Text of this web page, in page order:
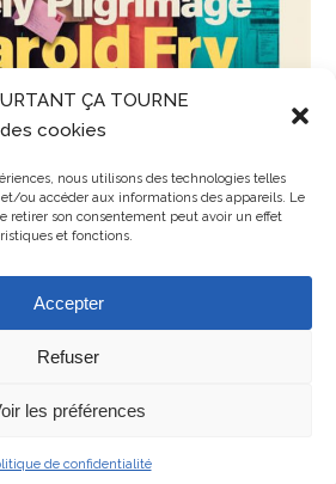
ÇA TOURNE
cookies
nous utilisons des technologies telles
ou accéder aux informations des appareils. Le
retirer son consentement peut avoir un effet
et fonctions.
Accepter
Refuser
les préférences
de confidentialité
Haute-Corse